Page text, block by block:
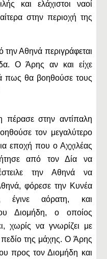
και ελάχιστοι ναοί
στην περιοχή της
την Αθηνά περιγράφεται
Ο Άρης αν και είχε
πως θα βοηθούσε τους
πέρασε στην αντίπαλη
τον μεγαλύτερο
εποχή που ο Αχχιλέας
από τον Δία να
την Αθηνά να
φόρεσε την Κυνέα
έγινε αόρατη, και
Διομήδη, ο οποίος
χωρίς να γνωρίζει με
της μάχης. Ο Άρης
προς τον Διομήδη και